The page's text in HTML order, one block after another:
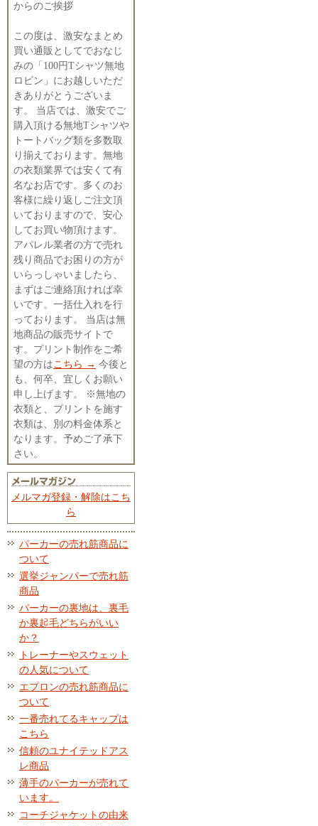
からのご挨拶
この度は、激安なまとめ
買い通販としてでおなじ
みの「100円Tシャツ無地
ロビン」にお越しいただ
きありがとうございま
す。 当店では、激安でご
購入頂ける無地Tシャツや
トートバッグ類を多数取
り揃えております。無地
の衣類業界では安くて有
名なお店です。多くのお
客様に繰り返しご注文頂
いておりますので、安心
してお買い物頂けます。
アパレル業者の方で売れ
残り商品でお困りの方が
いらっしゃいましたら、
まずはご連絡頂ければ幸
いです。一括仕入れを行
っております。 当店は無
地商品の販売サイトで
す。プリント制作をご希
望の方はこちら → 今後と
も、何卒、宜しくお願い
申し上げます。 ※無地の
衣類と、プリントを施す
衣類は、別の料金体系と
なります。予めご了承下
さい。
メルマガ登録・解除はこち
ら
パーカーの売れ筋商品に
ついて
選挙ジャンパーで売れ筋
商品
パーカーの裏地は、裏毛
か裏起毛どちらがいい
か？
トレーナーやスウェット
の人気について
エプロンの売れ筋商品に
ついて
一番売れてるキャップは
こちら
信頼のユナイテッドアス
レ商品
薄手のパーカーが売れて
います。
コーチジャケットの由来